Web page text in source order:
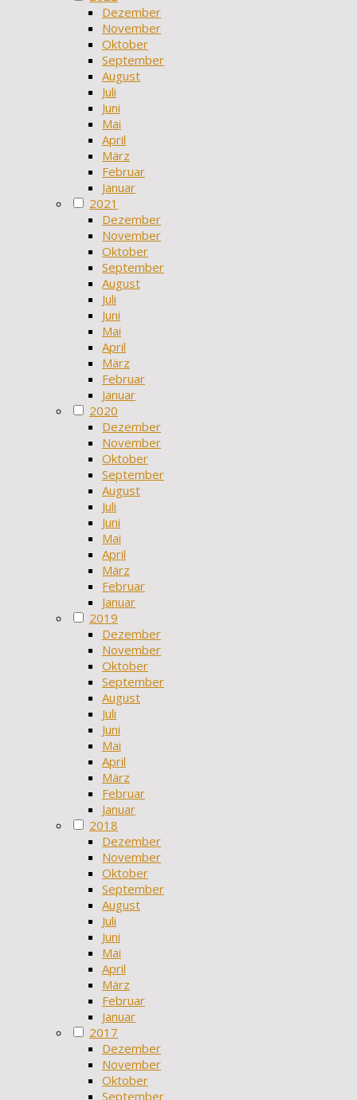
Dezember
November
Oktober
September
August
Juli
Juni
Mai
April
März
Februar
Januar
2021
Dezember
November
Oktober
September
August
Juli
Juni
Mai
April
März
Februar
Januar
2020
Dezember
November
Oktober
September
August
Juli
Juni
Mai
April
März
Februar
Januar
2019
Dezember
November
Oktober
September
August
Juli
Juni
Mai
April
März
Februar
Januar
2018
Dezember
November
Oktober
September
August
Juli
Juni
Mai
April
März
Februar
Januar
2017
Dezember
November
Oktober
September